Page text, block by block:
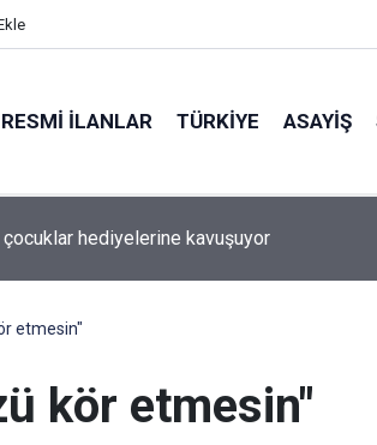
RESMI İLANLAR TÜRKİYE ASAYİŞ
hediyelerine kavuşuyor
etmesin"
kör etmesin"